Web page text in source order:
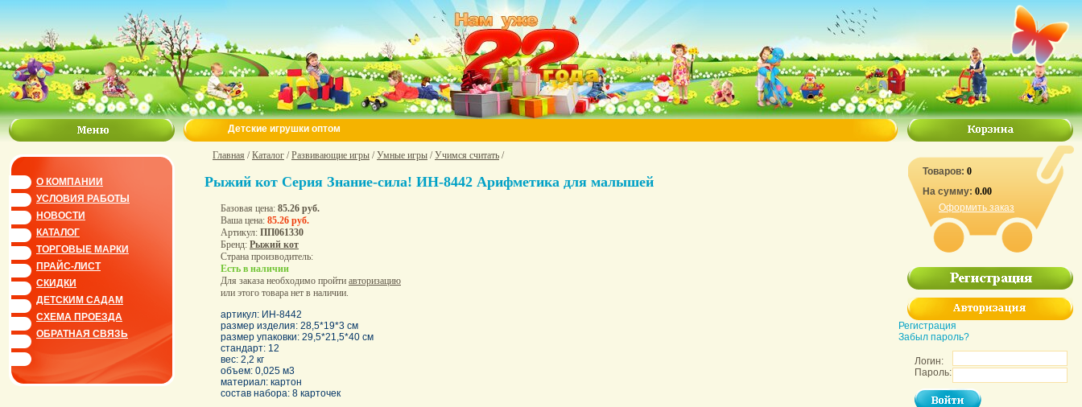
Детские игрушки оптом
О КОМПАНИИ
УСЛОВИЯ РАБОТЫ
НОВОСТИ
КАТАЛОГ
ТОРГОВЫЕ МАРКИ
ПРАЙС-ЛИСТ
СКИДКИ
ДЕТСКИМ САДАМ
СХЕМА ПРОЕЗДА
ОБРАТНАЯ СВЯЗЬ
Главная /Каталог /Развивающие игры /Умные игры /Учимся считать /
Рыжий кот Серия Знание-сила! ИН-8442 Арифметика для малышей
Базовая цена: 85.26 руб.
Ваша цена: 85.26 руб.
Артикул: ПП061330
Бренд: Рыжий кот
Страна производитель:
Есть в наличии
Для заказа необходимо пройти авторизацию
или этого товара нет в наличии.
артикул: ИН-8442
размер изделия: 28,5*19*3 см
размер упаковки: 29,5*21,5*40 см
стандарт: 12
вес: 2,2 кг
объем: 0,025 м3
материал: картон
состав набора: 8 карточек
Товаров: 0
На сумму: 0.00
Оформить заказ
Регистрация
Забыл пароль?
Логин:
Пароль: